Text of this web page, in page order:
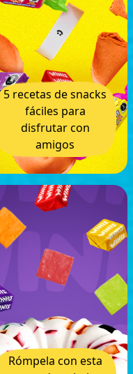
5 recetas de snacks
fáciles para
disfrutar con
amigos
Rómpela con esta